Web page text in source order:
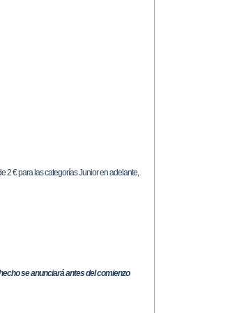
2 € para las categorías Junior en adelante,
se anunciará antes del comienzo